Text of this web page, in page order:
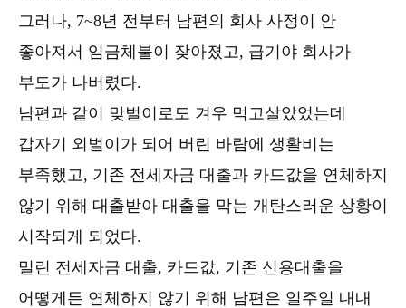
그러나, 7~8년 전부터 남편의 회사 사정이 안
좋아져서 임금체불이 잦아졌고, 급기야 회사가
부도가 나버렸다.
남편과 같이 맞벌이로도 겨우 먹고살았었는데
갑자기 외벌이가 되어 버린 바람에 생활비는
부족했고, 기존 전세자금 대출과 카드값을 연체하지
않기 위해 대출받아 대출을 막는 개탄스러운 상황이
시작되게 되었다.
밀린 전세자금 대출, 카드값, 기존 신용대출을
어떻게든 연체하지 않기 위해 남편은 일주일 내내